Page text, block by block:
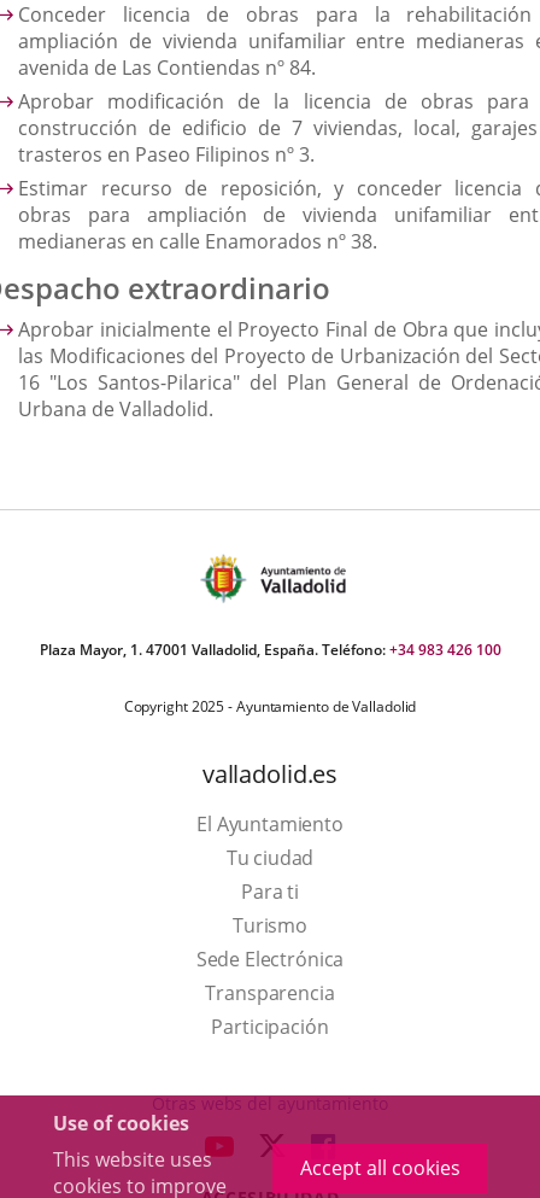
Use of cookies
This website uses
cookies to improve
Accept all cookies
Conceder licencia de obras para la
ampliación de vivienda unifamiliar entre medianeras
avenida de Las Contiendas nº 84.
Aprobar modificación de la licencia de obras para
construcción de edificio de 7 viviendas, local,
trasteros en Paseo Filipinos nº 3.
Estimar recurso de reposición, y conceder licencia
obras para ampliación de vivienda unifamiliar
medianeras en calle Enamorados nº 38.
extraordinario
Aprobar inicialmente el Proyecto Final de Obra que
las Modificaciones del Proyecto de Urbanización del
16 "Los Santos-Pilarica" del Plan General de
Urbana de Valladolid.
Plaza Mayor, 1. 47001 Valladolid, España. Teléfono:+34 983 426 100
Copyright 2025 - Ayuntamiento de Valladolid
valladolid.es
El Ayuntamiento
Tu ciudad
Para ti
TurismoThis
link
will
open
a
up
Sede Electrónica
Transparencia
Participación
Otras webs del ayuntamiento
LINK LINK
TO
LINK
TO